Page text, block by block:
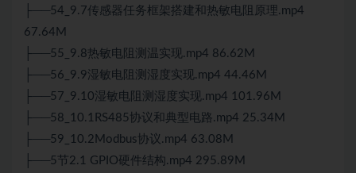
├──54_9.7传感器任务框架搭建和热敏电阻原理.mp4
67.64M
├──55_9.8热敏电阻测温实现.mp4 86.62M
├──56_9.9湿敏电阻测湿度实现.mp4 44.46M
├──57_9.10湿敏电阻测湿度实现.mp4 101.96M
├──58_10.1RS485协议和典型电路.mp4 25.34M
├──59_10.2Modbus协议.mp4 63.08M
├──5节2.1 GPIO硬件结构.mp4 295.89M